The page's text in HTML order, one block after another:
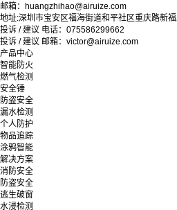
邮箱：huangzhihao@airuize.com
地址:深圳市宝安区福海街道和平社区重庆路新
投诉 / 建议 电话：075586299662
投诉 / 建议 邮箱：victor@airuize.com
产品中心
智能防火
燃气检测
安全锤
防盗安全
漏水检测
个人防护
物品追踪
涂鸦智能
解决方案
消防安全
防盗安全
逃生破窗
水浸检测